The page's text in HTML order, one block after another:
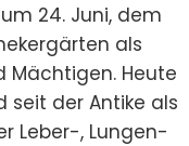
24. Juni, dem
als
Mächtigen. Heute
seit der Antike als
Leber-, Lungen-